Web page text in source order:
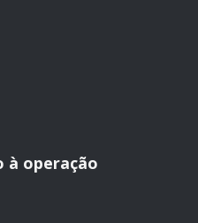
à operação